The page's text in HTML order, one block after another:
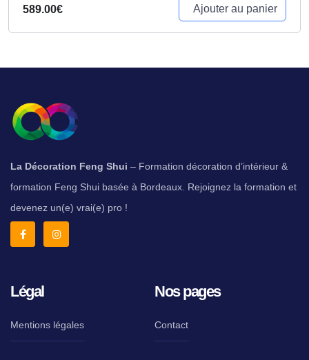
589.00€ Ajouter au panier
La Décoration Feng Shui – Formation décoration d’intérieur &
formation Feng Shui basée à Bordeaux. Rejoignez la formation et
devenez un(e) vrai(e) pro !
Légal
Mentions légales
Nos pages
Contact